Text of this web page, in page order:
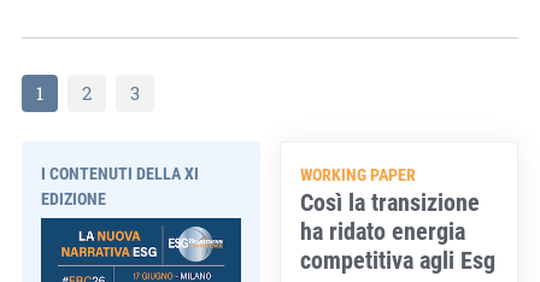
1 2 3
I CONTENUTI DELLA XI
EDIZIONE
WORKING PAPER
Così la transizione
ha ridato energia
competitiva agli Esg